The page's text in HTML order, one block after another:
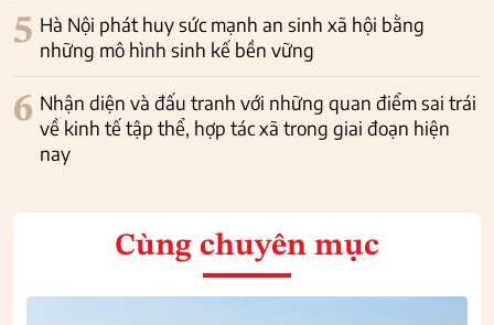
5 Hà Nội phát huy sức mạnh an sinh xã hội bằng
những mô hình sinh kế bền vững
6 Nhận diện và đấu tranh với những quan điểm sai trái
về kinh tế tập thể, hợp tác xã trong giai đoạn hiện
nay
Cùng chuyên mục